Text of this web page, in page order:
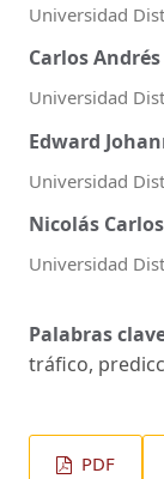
Universidad
Carlos
Universidad
Edward
Universidad
Nicolás
Universidad
Palabras
tráfico,
PDF